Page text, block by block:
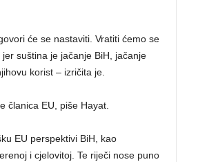
će se nastaviti. Vratiti ćemo se
suština je jačanje BiH, jačanje
korist – izričita je.
članica EU, piše Hayat.
EU perspektivi BiH, kao
i cjelovitoj. Te riječi nose puno